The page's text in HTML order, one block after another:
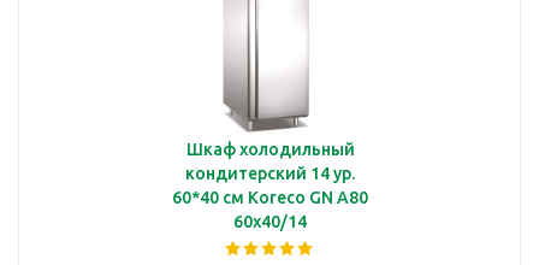
Шкаф холодильный
кондитерский 14 ур.
60*40 см Koreco GN A80
60x40/14